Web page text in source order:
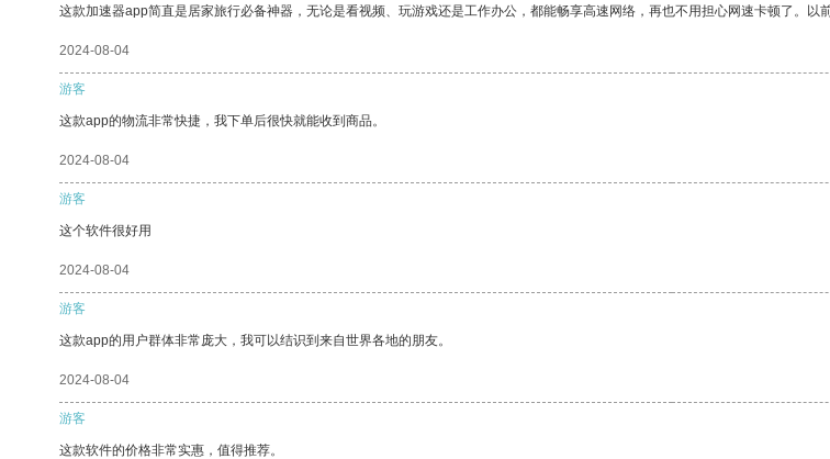
这款加速器app简直是居家旅行必备神器，无论是看视频、玩游戏还是工作办公，都能畅享高速网络，再也不用担心网速卡顿了。
2024-08-04
游客
这款app的物流非常快捷，我下单后很快就能收到商品。
2024-08-04
游客
这个软件很好用
2024-08-04
游客
这款app的用户群体非常庞大，我可以结识到来自世界各地的朋友。
2024-08-04
游客
这款软件的价格非常实惠，值得推荐。